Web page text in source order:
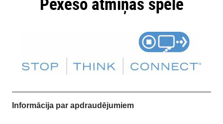
Informācija par apdraudējumiem